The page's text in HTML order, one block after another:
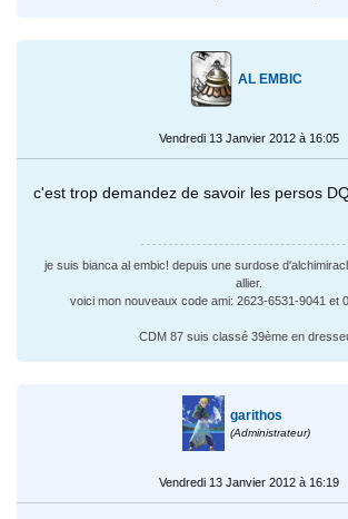
AL EMBIC
Vendredi 13 Janvier 2012 à 16:05
c'est trop demandez de savoir les persos
je suis bianca al embic! depuis une surdose
allier.
voici mon nouveaux code ami: 2623-6531-9041 et
CDM 87 suis classé 39ème en
garithos
(Administrateur)
Vendredi 13 Janvier 2012 à 16:19